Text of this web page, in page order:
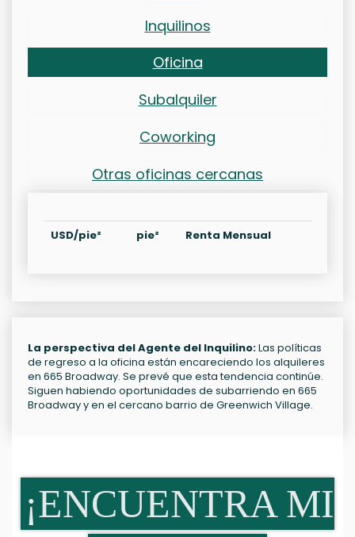
Inquilinos
Oficina
Subalquiler
Coworking
Otras oficinas cercanas
USD/pie² pie² Renta Mensual
La perspectiva del Agente del Inquilino:Las políticas
de regreso a la oficina están encareciendo los alquileres
en 665 Broadway. Se prevé que esta tendencia continúe.
Siguen habiendo oportunidades de subarriendo en 665
Broadway y en el cercano barrio de Greenwich Village.
¡ENCUENTRA MI